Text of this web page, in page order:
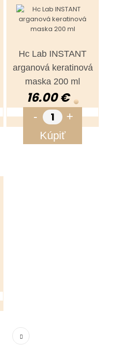
Hc Lab INSTANT
arganová keratinová
maska 200 ml
16.00 €
- +
Kúpiť